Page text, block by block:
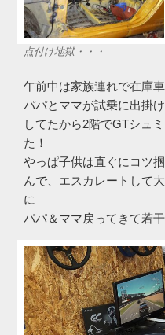
点付け地獄・・・
午前中は家族連れで在庫
パパとママが試乗に出掛
してたから2階でGTシュ
た！
やっぱ子供は直ぐにコツ
んで、エスカレートして
に
パパ＆ママ戻ってきて若